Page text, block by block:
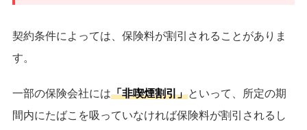
契約条件によっては、保険料が割引されることがありま
す。
一部の保険会社には「非喫煙割引」といって、所定の期
間内にたばこを吸っていなければ保険料が割引されるし